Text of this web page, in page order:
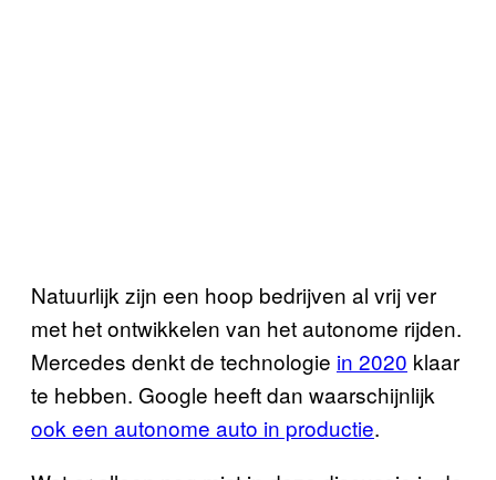
Natuurlijk zijn een hoop bedrijven al vrij ver
met het ontwikkelen van het autonome rijden.
Mercedes denkt de technologie in 2020 klaar
te hebben. Google heeft dan waarschijnlijk
ook een autonome auto in productie.